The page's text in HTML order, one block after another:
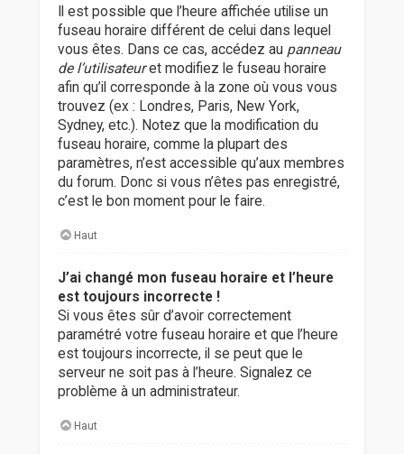
Il est possible que l’heure affichée utilise un
fuseau horaire différent de celui dans lequel
vous êtes. Dans ce cas, accédez au panneau
de l’utilisateuret modifiez le fuseau horaire
afin qu’il corresponde à la zone où vous vous
trouvez (ex : Londres, Paris, New York,
Sydney, etc.). Notez que la modification du
fuseau horaire, comme la plupart des
paramètres, n’est accessible qu’aux membres
du forum. Donc si vous n’êtes pas enregistré,
c’est le bon moment pour le faire.
Haut
J’ai changé mon fuseau horaire et l’heure
est toujours incorrecte !
Si vous êtes sûr d’avoir correctement
paramétré votre fuseau horaire et que l’heure
est toujours incorrecte, il se peut que le
serveur ne soit pas à l’heure. Signalez ce
problème à un administrateur.
Haut